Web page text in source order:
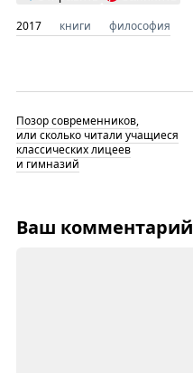
2017 книги философия
Позор современников,
или сколько читали учащиеся
классических лицеев
и гимназий
Ваш комментарий